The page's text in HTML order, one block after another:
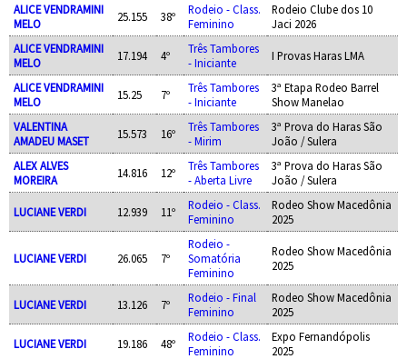
ALICE VENDRAMINI
MELO
25.155 38º
Rodeio - Class.
Feminino
Rodeio Clube dos 10
Jaci 2026
ALICE VENDRAMINI
MELO
17.194 4º
Três Tambores
- Iniciante
I Provas Haras LMA
ALICE VENDRAMINI
MELO
15.25 7º
Três Tambores
- Iniciante
3ª Etapa Rodeo Barrel
Show Manelao
VALENTINA
AMADEU MASET
15.573 16º
Três Tambores
- Mirim
3ª Prova do Haras São
João / Sulera
ALEX ALVES
MOREIRA
14.816 12º
Três Tambores
- Aberta Livre
3ª Prova do Haras São
João / Sulera
LUCIANE VERDI 12.939 11º
Rodeio - Class.
Feminino
Rodeo Show Macedônia
2025
LUCIANE VERDI 26.065 7º
Rodeio -
Somatória
Feminino
Rodeo Show Macedônia
2025
LUCIANE VERDI 13.126 7º
Rodeio - Final
Feminino
Rodeo Show Macedônia
2025
LUCIANE VERDI 19.186 48º
Rodeio - Class.
Feminino
Expo Fernandópolis
2025